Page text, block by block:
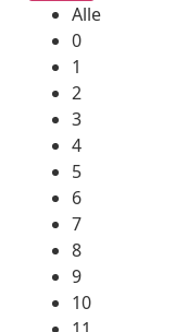
Alle
0
1
2
3
4
5
6
7
8
9
10